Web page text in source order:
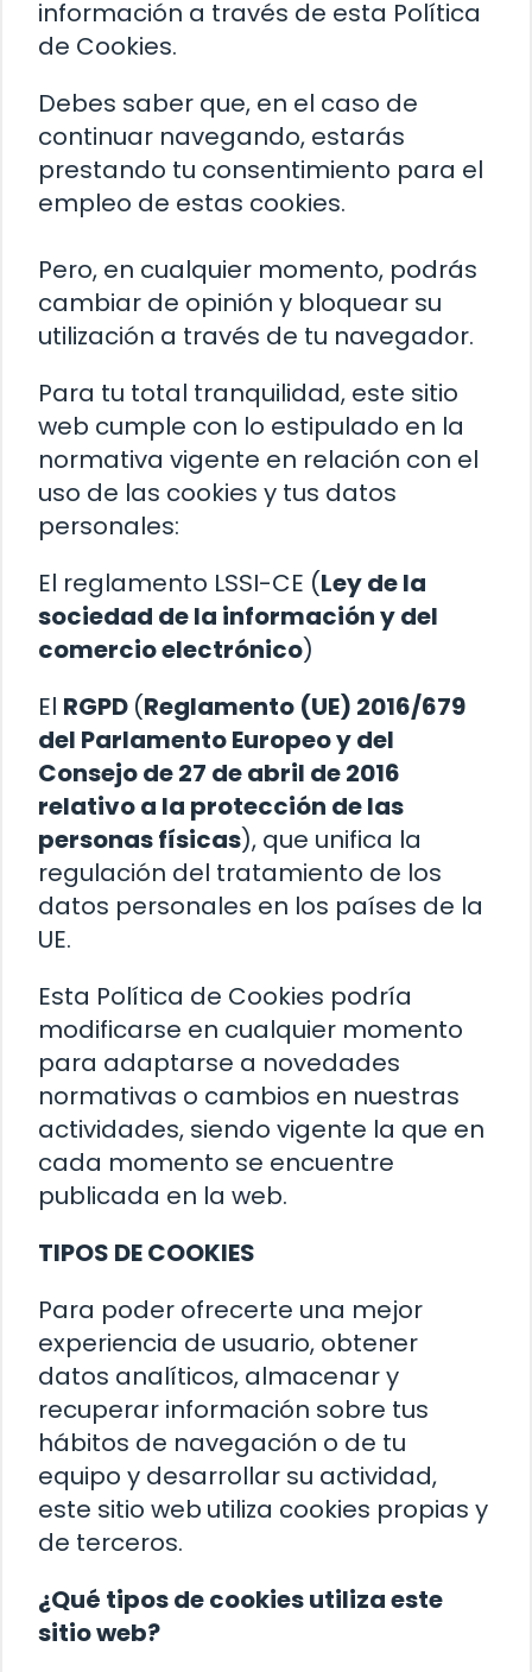
información a través de esta Política
de Cookies.
Debes saber que, en el caso de
continuar navegando, estarás
prestando tu consentimiento para el
empleo de estas cookies.
Pero, en cualquier momento, podrás
cambiar de opinión y bloquear su
utilización a través de tu navegador.
Para tu total tranquilidad, este sitio
web cumple con lo estipulado en la
normativa vigente en relación con el
uso de las cookies y tus datos
personales:
El reglamento LSSI-CE (Ley de la
sociedad de la información y del
comercio electrónico)
El RGPD (Reglamento (UE) 2016/679
del Parlamento Europeo y del
Consejo de 27 de abril de 2016
relativo a la protección de las
personas físicas), que unifica la
regulación del tratamiento de los
datos personales en los países de la
UE.
Esta Política de Cookies podría
modificarse en cualquier momento
para adaptarse a novedades
normativas o cambios en nuestras
actividades, siendo vigente la que en
cada momento se encuentre
publicada en la web.
TIPOS DE COOKIES
Para poder ofrecerte una mejor
experiencia de usuario, obtener
datos analíticos, almacenar y
recuperar información sobre tus
hábitos de navegación o de tu
equipo y desarrollar su actividad,
este sitio web utiliza cookies propias y
de terceros.
¿Qué tipos de cookies utiliza este
sitio web?